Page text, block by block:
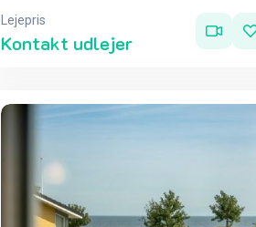
Lejepris
Kontakt udlejer